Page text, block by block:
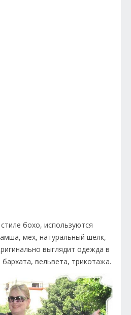
бохо, используются
мех, натуральный шелк,
выглядит одежда в
вельвета, трикотажа.